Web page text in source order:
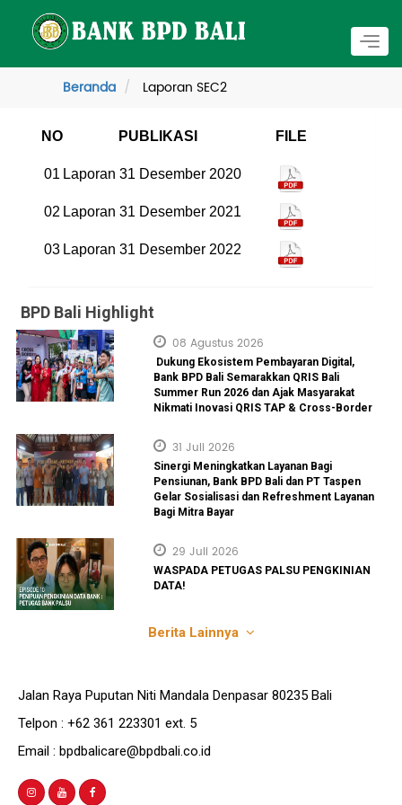
Beranda
Laporan SEC2
NO PUBLIKASI FILE
01 Laporan 31 Desember 2020
02 Laporan 31 Desember 2021
03 Laporan 31 Desember 2022
BPD Bali Highlight
08 Agustus 2026
Dukung Ekosistem Pembayaran Digital,
Bank BPD Bali Semarakkan QRIS Bali
Summer Run 2026 dan Ajak Masyarakat
Nikmati Inovasi QRIS TAP & Cross-Border
31 Juli 2026
Sinergi Meningkatkan Layanan Bagi
Pensiunan, Bank BPD Bali dan PT Taspen
Gelar Sosialisasi dan Refreshment Layanan
Bagi Mitra Bayar
29 Juli 2026
WASPADA PETUGAS PALSU PENGKINIAN
DATA!
Berita Lainnya
Jalan Raya Puputan Niti Mandala Denpasar 80235 Bali
Telpon : +62 361 223301 ext. 5
Email : bpdbalicare@bpdbali.co.id